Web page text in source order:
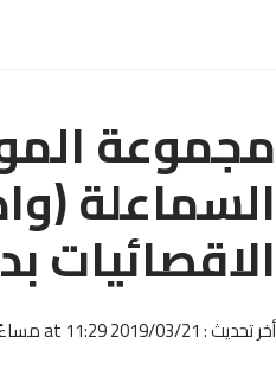
مجموعة
السماعلة
الاقصائيات
أخر تحديث : 2019/03/21 at 11:29 مساءً